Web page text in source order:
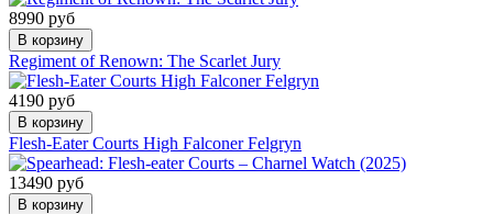
8990 руб
В корзину
Regiment of Renown: The Scarlet Jury
4190 руб
В корзину
Flesh-Eater Courts High Falconer Felgryn
13490 руб
В корзину